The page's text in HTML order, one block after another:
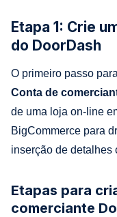
Etapa 1: Crie
do DoorDash
O primeiro passo
Conta de
de uma loja on-line
BigCommerce para
inserção de detalhes
Etapas para
comerciante